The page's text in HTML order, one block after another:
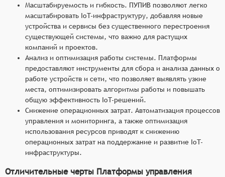
Масштабируемость и гибкость. ПУПИВ позволяют легко
масштабировать IoT-инфраструктуру, добавляя новые
устройства и сервисы без существенного перестроения
существующей системы, что важно для растущих
компаний и проектов.
Анализ и оптимизация работы системы. Платформы
предоставляют инструменты для сбора и анализа данных о
работе устройств и сети, что позволяет выявлять узкие
места, оптимизировать алгоритмы работы и повышать
общую эффективность IoT-решений.
Снижение операционных затрат. Автоматизация процессов
управления и мониторинга, а также оптимизация
использования ресурсов приводят к снижению
операционных затрат на поддержание и развитие IoT-
инфраструктуры.
Отличительные черты Платформы управления